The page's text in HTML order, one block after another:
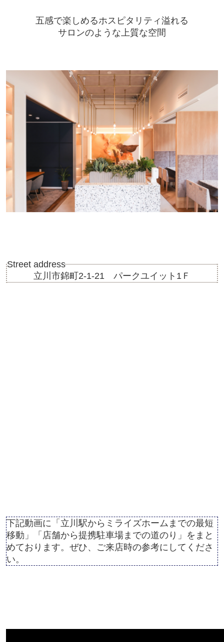
五感で楽しめるホスピタリティ溢れる
サロンのような上質な空間
Street address
立川市錦町2-1-21 パークユイット1Ｆ
下記動画に「立川駅からミライズホームまでの最短
移動」「店舗から提携駐車場までの道のり」をまと
めております。ぜひ、ご来店時の参考にしてくださ
い。